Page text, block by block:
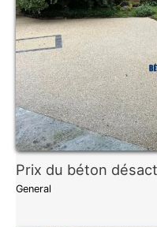
Prix du béton
General